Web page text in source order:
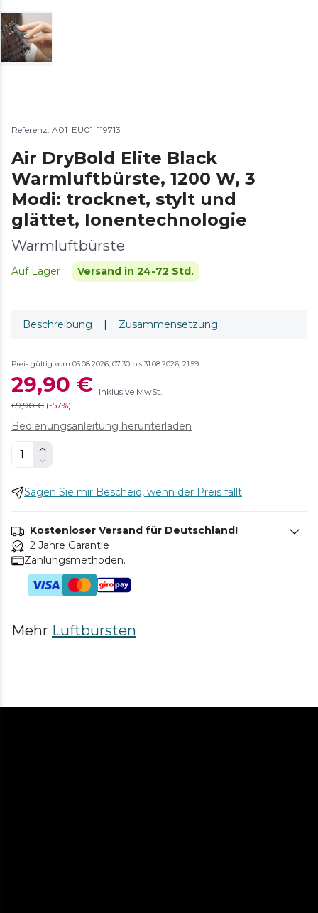
Referenz: A01_EU01_119713
Air DryBold Elite Black
Warmluftbürste, 1200 W, 3
Modi: trocknet, stylt und
glättet, Ionentechnologie
Warmluftbürste
Auf Lager Versand in 24-72 Std.
Beschreibung | Zusammensetzung
Preis gültig vom 03.08.2026, 07:30 bis 31.08.2026, 21:59
29,90 € Inklusive MwSt.
69,90 € (-57%)
Bedienungsanleitung herunterladen
Sagen Sie mir Bescheid, wenn der Preis fällt
Kostenloser Versand für Deutschland!
2 Jahre Garantie
Zahlungsmethoden.
Mehr Luftbürsten